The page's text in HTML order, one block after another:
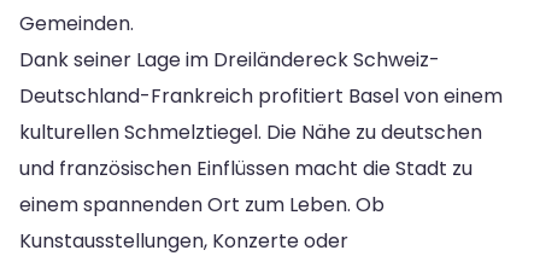
Gemeinden.
Dank seiner Lage im Dreiländereck Schweiz-
Deutschland-Frankreich profitiert Basel von einem
kulturellen Schmelztiegel. Die Nähe zu deutschen
und französischen Einflüssen macht die Stadt zu
einem spannenden Ort zum Leben. Ob
Kunstausstellungen, Konzerte oder